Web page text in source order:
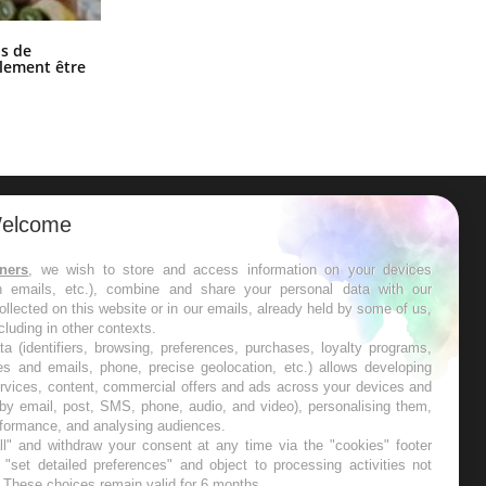
de
être
les semaines les meilleures
, we wish to store and access information on your devices
emails, etc.), combine and share your personal data with our
on this website or in our emails, already held by some of us,
in other contexts.
(identifiers, browsing, preferences, purchases, loyalty programs,
and emails, phone, precise geolocation, etc.) allows developing
content, commercial offers and ads across your devices and
email, post, SMS, phone, audio, and video), personalising them,
and analysing audiences.
and withdraw your consent at any time via the "cookies" footer
detailed preferences" and object to processing activities not